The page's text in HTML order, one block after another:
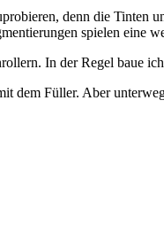
denn die Tinten
spielen eine
In der Regel baue
dem Füller. Aber